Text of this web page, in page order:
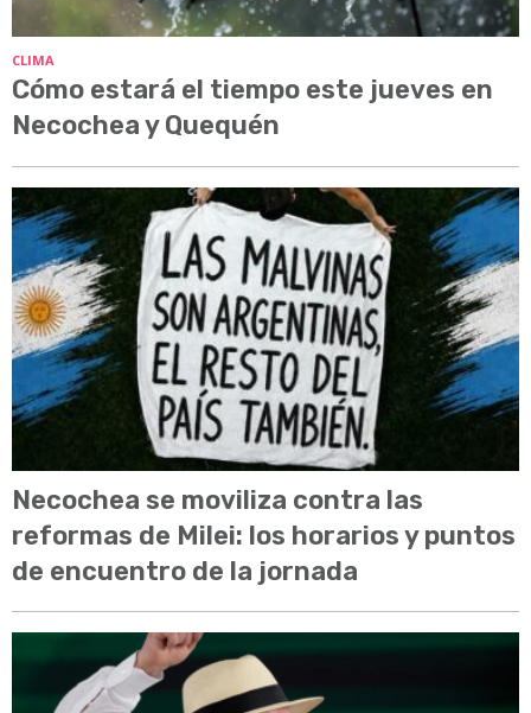
CLIMA
Cómo estará el tiempo este jueves en
Necochea y Quequén
Necochea se moviliza contra las
reformas de Milei: los horarios y puntos
de encuentro de la jornada